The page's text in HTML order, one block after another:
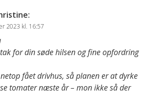
:
2023 kl. 16:57
for din søde hilsen og fine opfordring
netop fået drivhus, så planen er at dyrke
tomater næste år – mon ikke så der